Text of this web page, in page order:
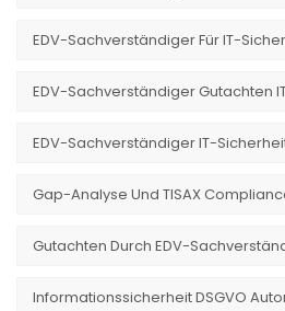
EDV-Sachverständiger Für IT-
EDV-Sachverständiger Gutachten
EDV-Sachverständiger IT-
Gap-Analyse Und TISAX
Gutachten Durch EDV-
Informationssicherheit DSGVO